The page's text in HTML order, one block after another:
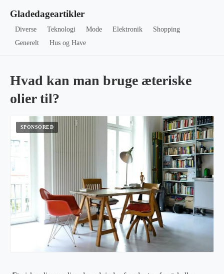
Gladedageartikler
Diverse Teknologi Mode Elektronik
Shopping
Generelt
Hus og Have
Hvad kan man bruge æteriske
olier til?